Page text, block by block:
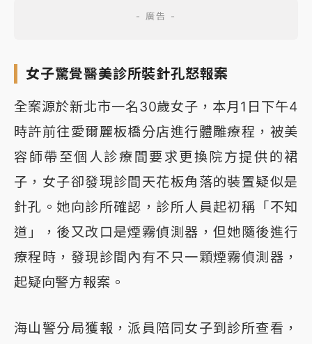
女子驚覺醫美診所裝針孔怒報案
全案源於新北市一名30歲女子，本月1日下午4
時許前往愛爾麗板橋分店進行體雕療程，被美
容師帶至個人診療間要求更換院方提供的裙
子，女子卻發現診間天花板角落的裝置疑似是
針孔。她向診所確認，診所人員起初稱「不知
道」，後又改口是煙霧偵測器，但她隨後進行
療程時，發現診間內有不只一顆煙霧偵測器，
起疑向警方報案。
海山警分局獲報，派員陪同女子到診所查看，